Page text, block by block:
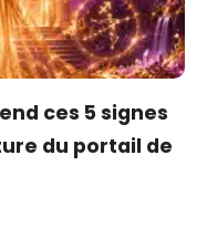
ces 5 signes
du portail de